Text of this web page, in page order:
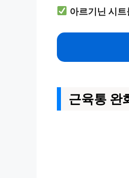
아르기닌 시
근육통 완